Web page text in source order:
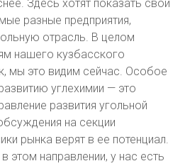
Здесь хотят показать свои
разные предприятия,
отрасль. В целом
нашего кузбасского
мы это видим сейчас. Особое
углехимии — это
развития угольной
на секции
рынка верят в ее потенциал.
этом направлении, у нас есть